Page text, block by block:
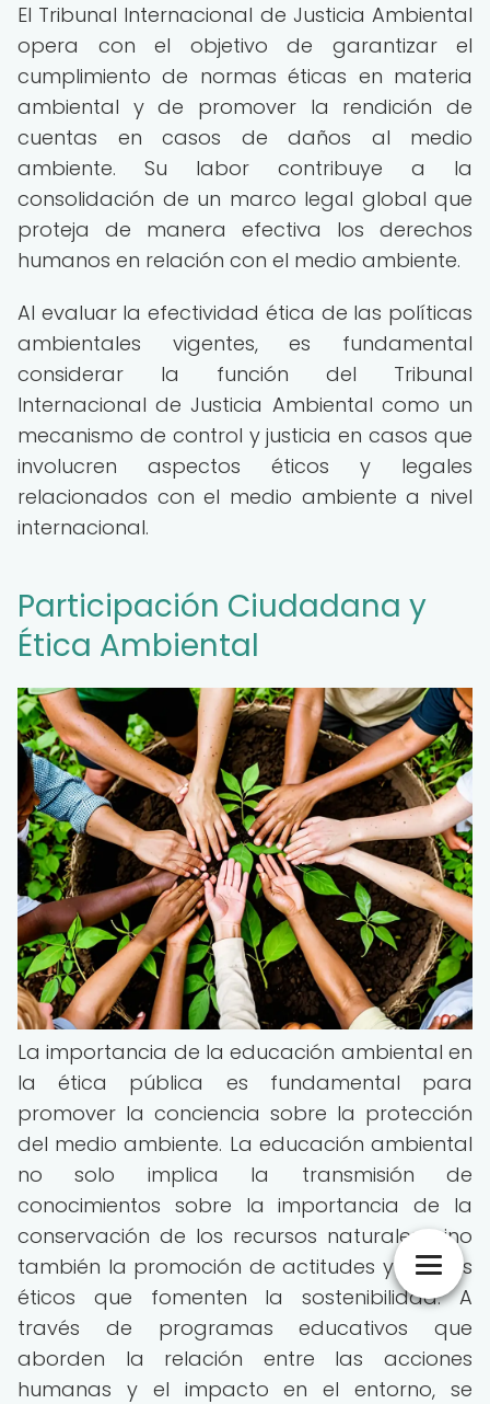
El Tribunal Internacional de Justicia Ambiental
opera con el objetivo de garantizar el
cumplimiento de normas éticas en materia
ambiental y de promover la rendición de
cuentas en casos de daños al medio
ambiente. Su labor contribuye a la
consolidación de un marco legal global que
proteja de manera efectiva los derechos
humanos en relación con el medio ambiente.
Al evaluar la efectividad ética de las políticas
ambientales vigentes, es fundamental
considerar la función del Tribunal
Internacional de Justicia Ambiental como un
mecanismo de control y justicia en casos que
involucren aspectos éticos y legales
relacionados con el medio ambiente a nivel
internacional.
Participación Ciudadana y
Ética Ambiental
La importancia de la educación ambiental en
la ética pública es fundamental para
promover la conciencia sobre la protección
del medio ambiente. La educación ambiental
no solo implica la transmisión de
conocimientos sobre la importancia de la
conservación de los recursos naturales, sino
también la promoción de actitudes y valores
éticos que fomenten la sostenibilidad. A
través de programas educativos que
aborden la relación entre las acciones
humanas y el impacto en el entorno, se